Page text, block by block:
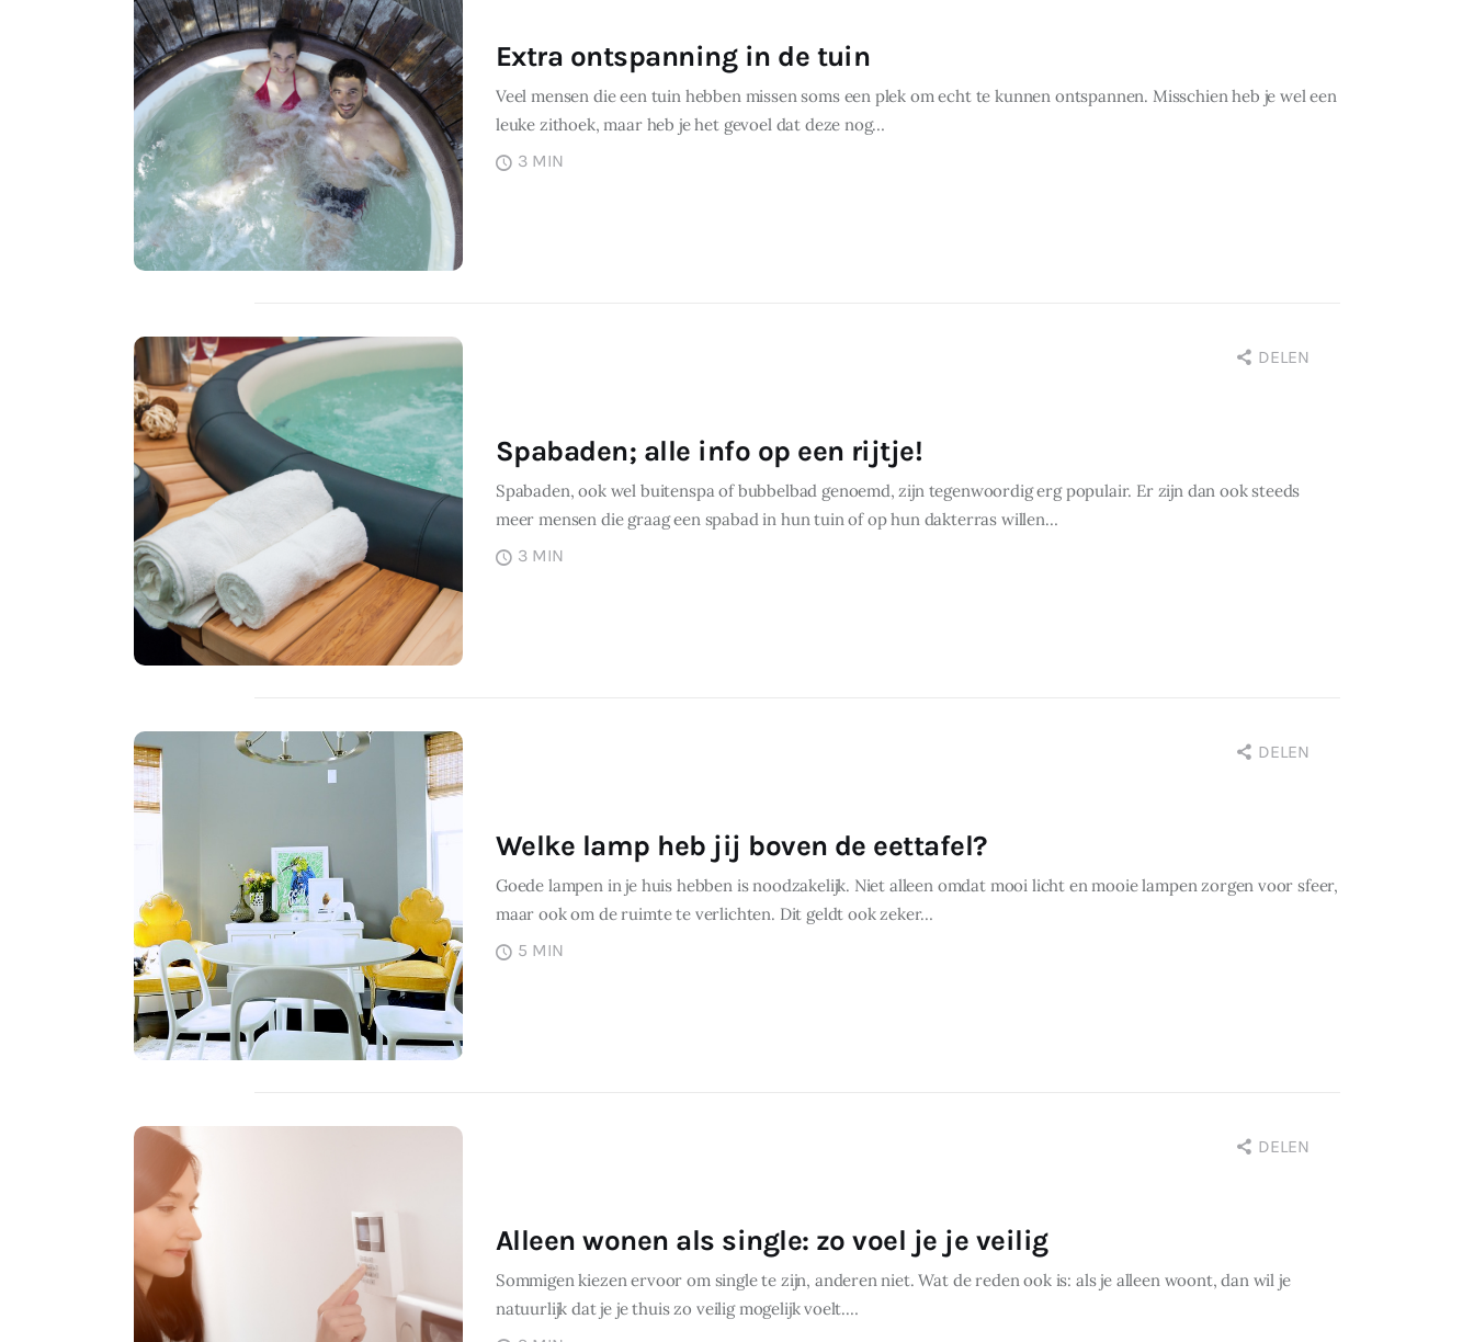
Extra ontspanning in de tuin
Veel mensen die een tuin hebben missen soms een plek om echt te kunnen ontspannen. Misschien heb je wel een
leuke zithoek, maar heb je het gevoel dat deze nog…
3 MIN
Spabaden; alle info op een rijtje!
Spabaden, ook wel buitenspa of bubbelbad genoemd, zijn tegenwoordig erg populair. Er zijn dan ook steeds
meer mensen die graag een spabad in hun tuin of op hun dakterras willen…
DELEN
3 MIN
Welke lamp heb jij boven de eettafel?
Goede lampen in je huis hebben is noodzakelijk. Niet alleen omdat mooi licht en mooie lampen zorgen voor sfeer,
maar ook om de ruimte te verlichten. Dit geldt ook zeker…
DELEN
5 MIN
Alleen wonen als single: zo voel je je veilig
Sommigen kiezen ervoor om single te zijn, anderen niet. Wat de reden ook is: als je alleen woont, dan wil je
natuurlijk dat je je thuis zo veilig mogelijk voelt.…
DELEN